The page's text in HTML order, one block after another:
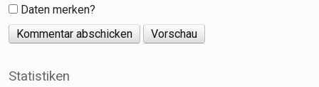
Daten merken?
Statistiken